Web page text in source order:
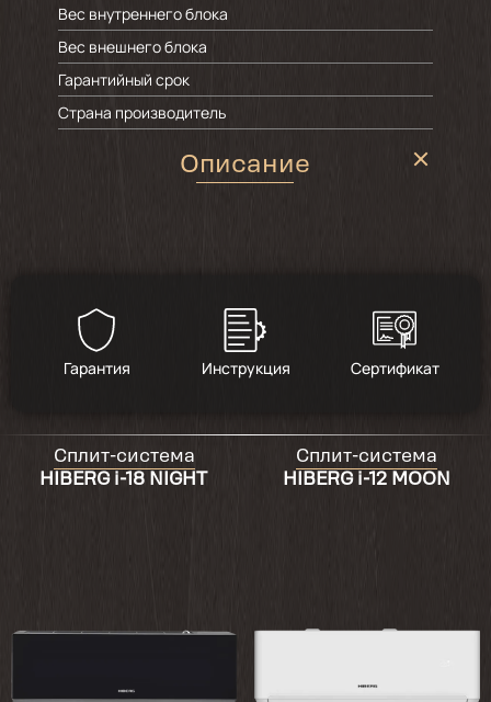
Вес внутреннего блока
Вес внешнего блока
Гарантийный срок
Страна производитель
Описание
Гарантия Инструкция Сертификат
Сплит-система
HIBERG i-18 NIGHT
Сплит-система
HIBERG i-12 MOON